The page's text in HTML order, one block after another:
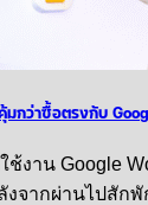
กว่าซื้อตรงกับ
ช้งาน Google
งจากผ่านไปสั